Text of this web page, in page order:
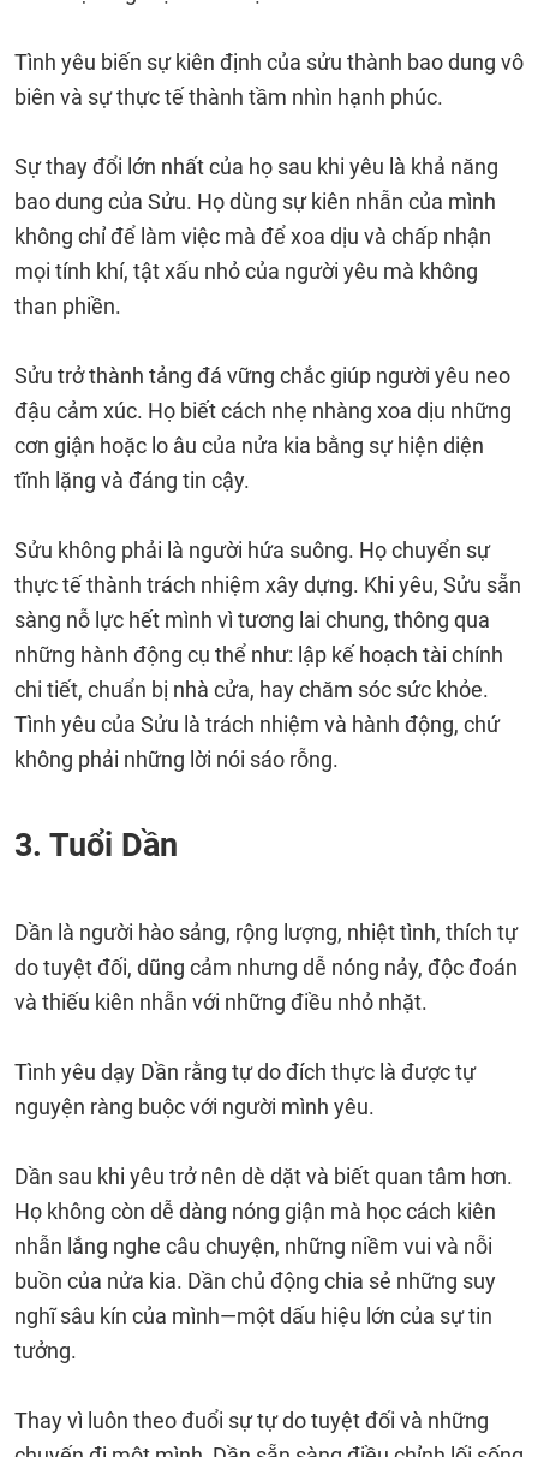
Tình yêu biến sự kiên định của sửu thành bao dung vô
biên và sự thực tế thành tầm nhìn hạnh phúc.
Sự thay đổi lớn nhất của họ sau khi yêu là khả năng
bao dung của Sửu. Họ dùng sự kiên nhẫn của mình
không chỉ để làm việc mà để xoa dịu và chấp nhận
mọi tính khí, tật xấu nhỏ của người yêu mà không
than phiền.
Sửu trở thành tảng đá vững chắc giúp người yêu neo
đậu cảm xúc. Họ biết cách nhẹ nhàng xoa dịu những
cơn giận hoặc lo âu của nửa kia bằng sự hiện diện
tĩnh lặng và đáng tin cậy.
Sửu không phải là người hứa suông. Họ chuyển sự
thực tế thành trách nhiệm xây dựng. Khi yêu, Sửu sẵn
sàng nỗ lực hết mình vì tương lai chung, thông qua
những hành động cụ thể như: lập kế hoạch tài chính
chi tiết, chuẩn bị nhà cửa, hay chăm sóc sức khỏe.
Tình yêu của Sửu là trách nhiệm và hành động, chứ
không phải những lời nói sáo rỗng.
3. Tuổi Dần
Dần là người hào sảng, rộng lượng, nhiệt tình, thích tự
do tuyệt đối, dũng cảm nhưng dễ nóng nảy, độc đoán
và thiếu kiên nhẫn với những điều nhỏ nhặt.
Tình yêu dạy Dần rằng tự do đích thực là được tự
nguyện ràng buộc với người mình yêu.
Dần sau khi yêu trở nên dè dặt và biết quan tâm hơn.
Họ không còn dễ dàng nóng giận mà học cách kiên
nhẫn lắng nghe câu chuyện, những niềm vui và nỗi
buồn của nửa kia. Dần chủ động chia sẻ những suy
nghĩ sâu kín của mình—một dấu hiệu lớn của sự tin
tưởng.
Thay vì luôn theo đuổi sự tự do tuyệt đối và những